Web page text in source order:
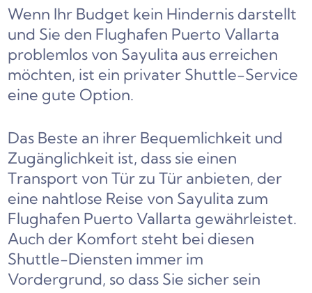
Wenn Ihr Budget kein Hindernis darstellt
und Sie den Flughafen Puerto Vallarta
problemlos von Sayulita aus erreichen
möchten, ist ein privater Shuttle-Service
eine gute Option.
Das Beste an ihrer Bequemlichkeit und
Zugänglichkeit ist, dass sie einen
Transport von Tür zu Tür anbieten, der
eine nahtlose Reise von Sayulita zum
Flughafen Puerto Vallarta gewährleistet.
Auch der Komfort steht bei diesen
Shuttle-Diensten immer im
Vordergrund, so dass Sie sicher sein